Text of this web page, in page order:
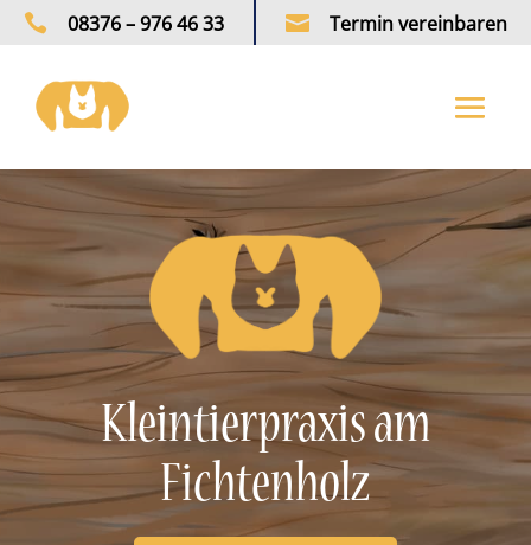
 08376 – 976 46 33  Termin vereinbaren
Kleintierpraxis am
Fichtenholz